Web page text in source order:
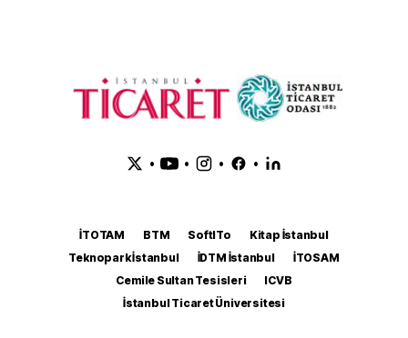
• • • •
İTOTAM BTM SoftITo
Kitap İstanbul
Teknopark İstanbul
İDTM İstanbul
İTOSAM
Cemile Sultan Tesisleri
ICVB
İstanbul Ticaret Üniversitesi